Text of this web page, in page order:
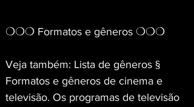
❍❍❍ Formatos e gêneros ❍❍❍
Veja também: Lista de gêneros §
Formatos e gêneros de cinema e
televisão. Os programas de televisão